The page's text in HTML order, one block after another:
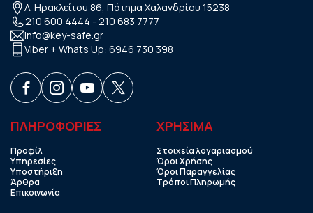
Λ. Ηρακλείτου 86, Πάτημα Χαλανδρίου 15238
210 600 4444 - 210 683 7777
info@key-safe.gr
Viber + Whats Up: 6946 730 398
ΠΛΗΡΟΦΟΡΙΕΣ
Προφίλ
Υπηρεσίες
Υποστήριξη
Άρθρα
Επικοινωνία
ΧΡHΣΙΜΑ
Στοιχεία λογαριασμού
Όροι Χρήσης
Όροι Παραγγελίας
Τρόποι Πληρωμής